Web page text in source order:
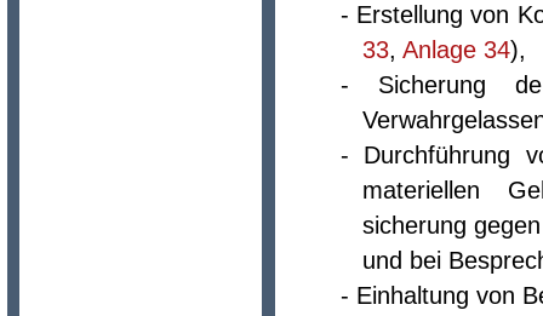
- Erstellung von
33, Anlage 34),
- Sicherung
- Durchführung
materiellen
sicherung
und bei
- Einhaltung von